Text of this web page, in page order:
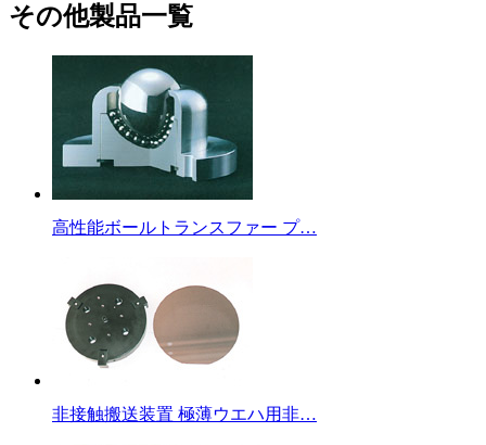
その他製品一覧
高性能ボールトランスファー プ…
非接触搬送装置 極薄ウエハ用非…